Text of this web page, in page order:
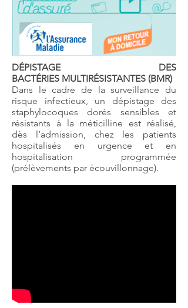
DÉPISTAGE DES
BACTÉRIES MULTIRÉSISTANTES (BMR)
Dans le cadre de la surveillance du
risque infectieux, un dépistage des
staphylocoques dorés sensibles et
résistants à la méticilline est réalisé,
dès l’admission, chez les patients
hospitalisés en urgence et en
hospitalisation programmée
(prélèvements par écouvillonnage).